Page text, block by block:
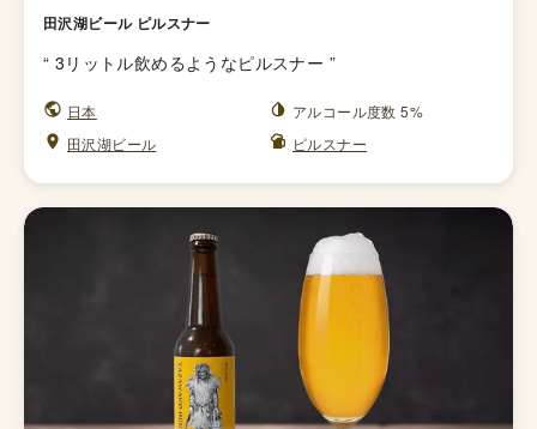
田沢湖ビール ピルスナー
“ 3リットル飲めるようなピルスナー ”
日本
アルコール度数 5%
田沢湖ビール
ピルスナー